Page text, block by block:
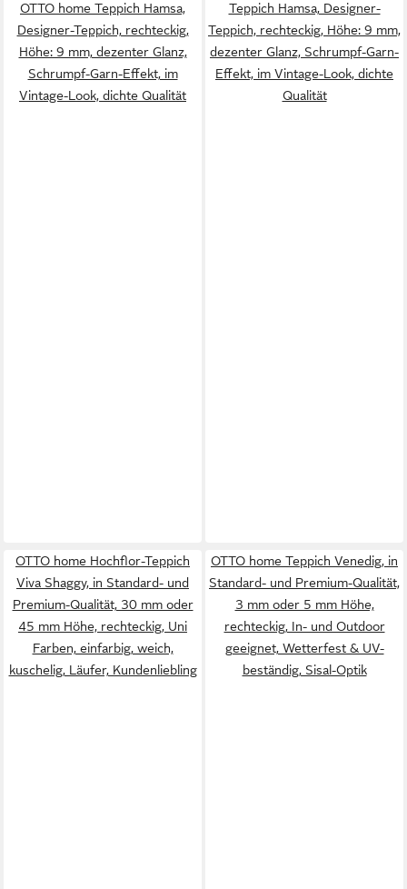
OTTO home Teppich Hamsa,
Designer-Teppich, rechteckig,
Höhe: 9 mm, dezenter Glanz,
Schrumpf-Garn-Effekt, im
Vintage-Look, dichte Qualität
Teppich Hamsa, Designer-
Teppich, rechteckig, Höhe: 9 mm,
dezenter Glanz, Schrumpf-Garn-
Effekt, im Vintage-Look, dichte
Qualität
OTTO home Hochflor-Teppich
Viva Shaggy, in Standard- und
Premium-Qualität, 30 mm oder
45 mm Höhe, rechteckig, Uni
Farben, einfarbig, weich,
kuschelig, Läufer, Kundenliebling
OTTO home Teppich Venedig, in
Standard- und Premium-Qualität,
3 mm oder 5 mm Höhe,
rechteckig, In- und Outdoor
geeignet, Wetterfest & UV-
beständig, Sisal-Optik